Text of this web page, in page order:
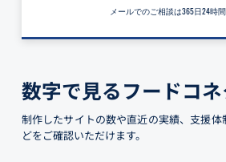
メールでのご相談は365日24時
数字で見るフードコ
制作したサイトの数や直近の実績、支援
どをご確認いただけます。